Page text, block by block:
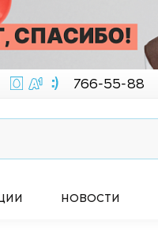
766-55-88
НОВОСТИ